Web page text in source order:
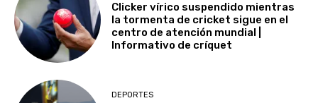
Clicker vírico suspendido mientras
la tormenta de cricket sigue en el
centro de atención mundial |
Informativo de críquet
DEPORTES